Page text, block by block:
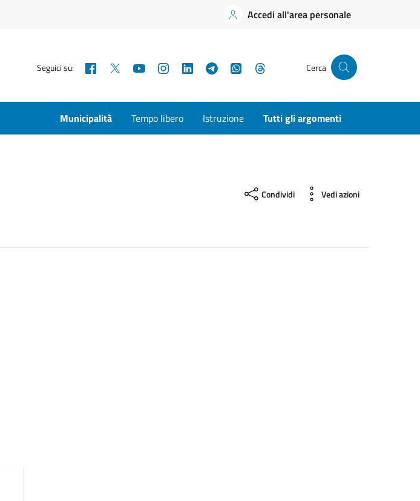
Accedi all'area personale
Seguici su: Facebook YouTubeInstagramLinkedInTelegramWhatsApp Cerca
Municipalità Tempo libero Istruzione Tutti gli argomenti
Condividi Vedi azioni